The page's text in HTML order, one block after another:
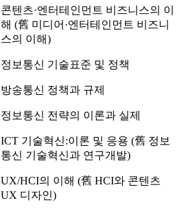
콘텐츠·엔터테인먼트 비즈니스의 이
해 (舊 미디어·엔터테인먼트 비즈니
스의 이해)
정보통신 기술표준 및 정책
방송통신 정책과 규제
정보통신 전략의 이론과 실제
ICT 기술혁신:이론 및 응용 (舊 정보
통신 기술혁신과 연구개발)
UX/HCI의 이해 (舊 HCI와 콘텐츠
UX 디자인)